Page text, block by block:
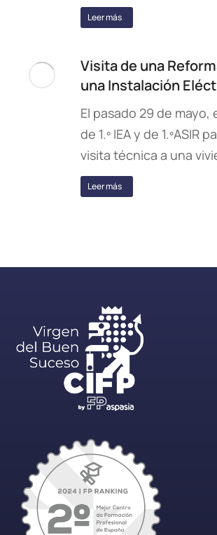
Leer más
Visita de una
una Instalación
El pasado 29 de mayo,
de 1.º IEA y de 1.ºASIR
visita técnica a una
Leer más